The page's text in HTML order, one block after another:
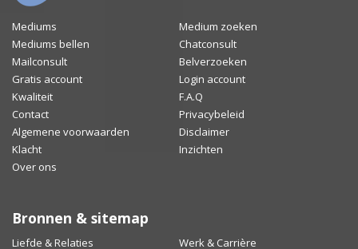
Mediums
Medium zoeken
Mediums bellen
Chatconsult
Mailconsult
Belverzoeken
Gratis account
Login account
Kwaliteit
F.A.Q
Contact
Privacybeleid
Algemene voorwaarden
Disclaimer
Klacht
Inzichten
Over ons
Bronnen & sitemap
Liefde & Relaties Werk & Carrière